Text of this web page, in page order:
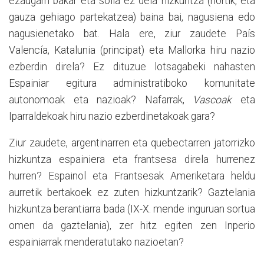
gauza gehiago partekatzea) baina bai, nagusiena edo
nagusienetako bat. Hala ere, ziur zaudete País
Valencía, Katalunia (principat) eta Mallorka hiru nazio
ezberdin direla? Ez dituzue lotsagabeki nahasten
Espainiar egitura administratiboko komunitate
autonomoak eta nazioak? Nafarrak,
Vascoaketa
Iparraldekoak hiru nazio ezberdinetakoak gara?
Ziur zaudete, argentinarren eta quebectarren jatorrizko
hizkuntza espainiera eta frantsesa direla hurrenez
hurren? Espainol eta Frantsesak Ameriketara heldu
aurretik bertakoek ez zuten hizkuntzarik? Gaztelania
hizkuntza berantiarra bada (IX-X. mende inguruan sortua
omen da gaztelania), zer hitz egiten zen Inperio
espainiarrak menderatutako nazioetan?